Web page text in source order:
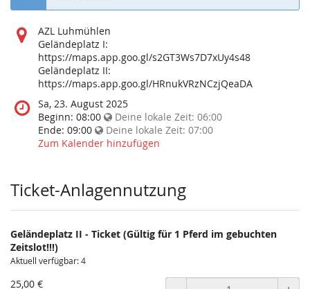
Wo
findet
diese
Veranstaltung
statt?
AZL Luhmühlen
Geländeplatz I:
https://maps.app.goo.gl/s2GT3Ws7D7xUy4s48
Geländeplatz II:
https://maps.app.goo.gl/HRnukVRzNCzjQeaDA
Wann
findet
diese
Veranstaltung
Sa, 23. August 2025
Beginn: 08:00 Deine lokale Zeit: 06:00
Ende: 09:00 Deine lokale Zeit: 07:00
Zum Kalender hinzufügen
Ticket-Anlagennutzung
Geländeplatz II - Ticket (Gültig für 1 Pferd im gebuchten
Zeitslot!!!)
Aktuell verfügbar: 4
25,00 €